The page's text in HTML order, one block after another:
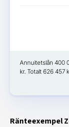
Annuitetslån 400
kr. Totalt 626 457
Ränteexempel